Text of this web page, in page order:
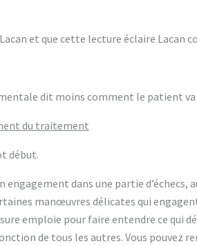
et que cette lecture éclaire Lacan
dit moins comment le patient
du traitement
début.
dans une partie d’échecs,
manœuvres délicates qui
emploie pour faire entendre ce qui
de tous les autres. Vous pouvez